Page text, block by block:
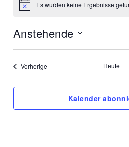
HinweisEs wurden keine Ergebnisse
Anstehende
VorherigeVeranstaltungen Heute
Kalender